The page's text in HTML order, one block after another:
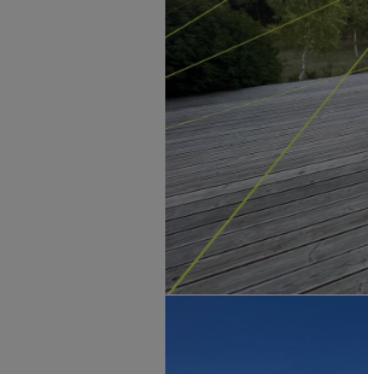
O tal vez